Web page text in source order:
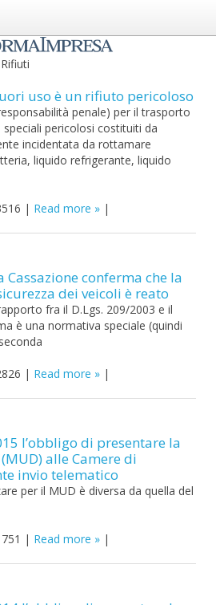
Rifiuti
uso è un rifiuto pericoloso
penale) per il trasporto
pericolosi costituiti da
incidentata da rottamare
liquido refrigerante, liquido
| Read more |
conferma che la
dei veicoli è reato
fra il D.Lgs. 209/2003 e il
è una normativa speciale (quindi
| Read more |
l’obbligo di presentare la
alle Camere di
invio telematico
per il MUD è diversa da quella del
| Read more |